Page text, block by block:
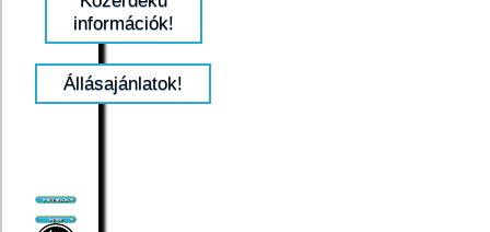
információk!
Állásajánlatok!